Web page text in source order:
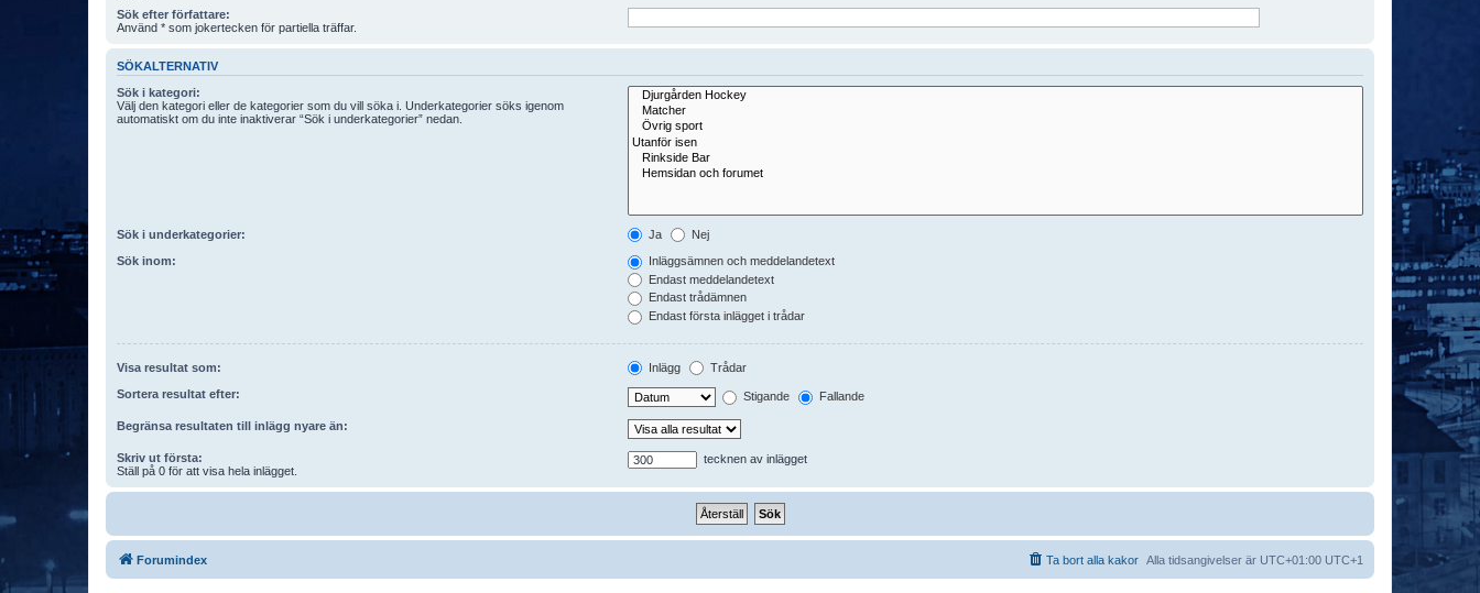
Sök efter författare:
Använd * som jokertecken för partiella träffar.
SÖKALTERNATIV
Sök i kategori:
Välj den kategori eller de kategorier som du vill söka i. Underkategorier söks igenom
automatiskt om du inte inaktiverar “Sök i underkategorier” nedan.
Sök i underkategorier: Ja Nej
Sök inom:
Inläggsämnen och meddelandetext
Endast meddelandetext
Endast trådämnen
Endast första inlägget i trådar
Visa resultat som: Inlägg Trådar
Sortera resultat efter: Stigande Fallande
Begränsa resultaten till inlägg nyare än:
Skriv ut första:
Ställ på 0 för att visa hela inlägget.
tecknen av inlägget
Forumindex Alla tidsangivelser är UTC+01:00 UTC+1
Ta bort alla kakor